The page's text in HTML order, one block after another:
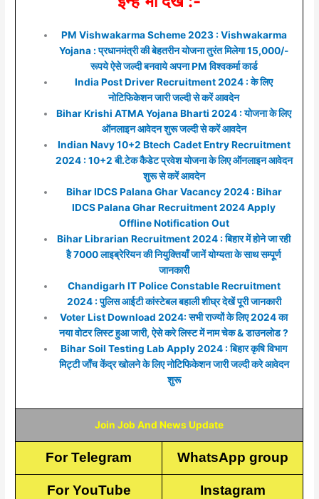
PM Vishwakarma Scheme 2023 : Vishwakarma
Yojana : प्रधानमंत्री की बेहतरीन योजना तुरंत मिलेगा 15,000/-
रूपये ऐसे जल्दी बनवाये अपना PM विश्वकर्मा कार्ड
India Post Driver Recruitment 2024 : के लिए
नोटिफिकेशन जारी जल्दी से करें आवदेन
Bihar Krishi ATMA Yojana Bharti 2024 : योजना के लिए
ऑनलाइन आवेदन शुरू जल्दी से करें आवदेन
Indian Navy 10+2 Btech Cadet Entry Recruitment
2024 : 10+2 बी.टेक कैडेट प्रवेश योजना के लिए ऑनलाइन आवेदन
शुरू से करें आवदेन
Bihar IDCS Palana Ghar Vacancy 2024 : Bihar
IDCS Palana Ghar Recruitment 2024 Apply
Offline Notification Out
Bihar Librarian Recruitment 2024 : बिहार में होने जा रही
है 7000 लाइब्रेरियन की नियुक्तियाँ जानें योग्यता के साथ सम्पूर्ण
जानकारी
Chandigarh IT Police Constable Recruitment
2024 : पुलिस आईटी कांस्टेबल बहाली शीघ्र देखें पूरी जानकारी
Voter List Download 2024: सभी राज्यों के लिए 2024 का
नया वोटर लिस्ट हुआ जारी, ऐसे करे लिस्ट में नाम चेक & डाउनलोड ?
Bihar Soil Testing Lab Apply 2024 : बिहार कृषि विभाग
मिट्टी जाँच केंद्र खोलने के लिए नोटिफिकेशन जारी जल्दी करे आवेदन
शुरू
Join Job And News Update
For Telegram WhatsApp group
For YouTube Instagram